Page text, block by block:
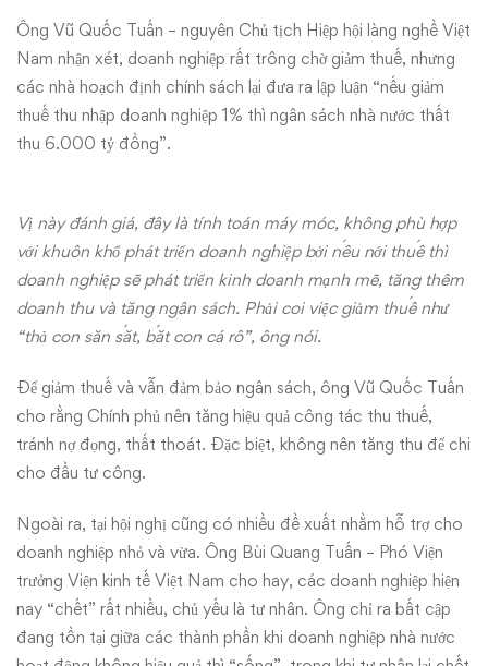
Ông Vũ Quốc Tuấn – nguyên Chủ tịch Hiệp hội làng nghề Việt
Nam nhận xét, doanh nghiệp rất trông chờ giảm thuế, nhưng
các nhà hoạch định chính sách lại đưa ra lập luận “nếu giảm
thuế thu nhập doanh nghiệp 1% thì ngân sách nhà nước thất
thu 6.000 tỷ đồng”.
Vị này đánh giá, đây là tính toán máy móc, không phù hợp
với khuôn khổ phát triển doanh nghiệp bởi nếu nới thuế thì
doanh nghiệp sẽ phát triển kinh doanh mạnh mẽ, tăng thêm
doanh thu và tăng ngân sách. Phải coi việc giảm thuế như
“thả con săn sắt, bắt con cá rô”, ông nói.
Để giảm thuế và vẫn đảm bảo ngân sách, ông Vũ Quốc Tuấn
cho rằng Chính phủ nên tăng hiệu quả công tác thu thuế,
tránh nợ đọng, thất thoát. Đặc biệt, không nên tăng thu để chi
cho đầu tư công.
Ngoài ra, tại hội nghị cũng có nhiều đề xuất nhằm hỗ trợ cho
doanh nghiệp nhỏ và vừa. Ông Bùi Quang Tuấn – Phó Viện
trưởng Viện kinh tế Việt Nam cho hay, các doanh nghiệp hiện
nay “chết” rất nhiều, chủ yếu là tư nhân. Ông chỉ ra bất cập
đang tồn tại giữa các thành phần khi doanh nghiệp nhà nước